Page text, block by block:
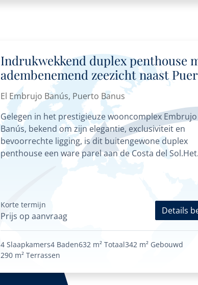
Indrukwekkend duplex penthouse
adembenemend zeezicht naast
Banús
El Embrujo Banús, Puerto Banus
Gelegen in het prestigieuze wooncomplex
Banús, bekend om zijn elegantie, exclusiviteit en
bevoorrechte ligging, is dit buitengewone duplex
penthouse een ware parel aan de Costa del Sol.Het
Korte termijn
Prijs op aanvraag Details
4 Slaapkamers4 Baden632 m² Totaal342 m² Gebouwd
290 m² Terrassen